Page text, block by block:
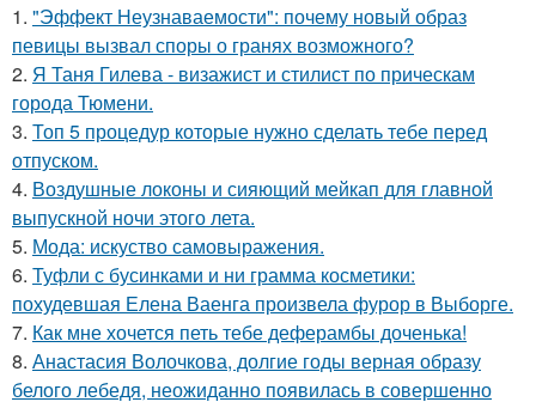
1. "Эффект Неузнаваемости": почему новый образ
певицы вызвал споры о гранях возможного?
2. Я Таня Гилева - визажист и стилист по прическам
города Тюмени.
3. Топ 5 процедур которые нужно сделать тебе перед
отпуском.
4. Воздушные локоны и сияющий мейкап для главной
выпускной ночи этого лета.
5. Мода: искуство самовыражения.
6. Туфли с бусинками и ни грамма косметики:
похудевшая Елена Ваенга произвела фурор в Выборге.
7. Как мне хочется петь тебе деферамбы доченька!
8. Анастасия Волочкова, долгие годы верная образу
белого лебедя, неожиданно появилась в совершенно